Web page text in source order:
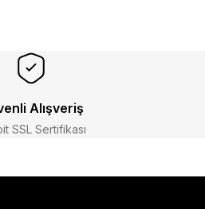
Alışveriş
SSL Sertifikası